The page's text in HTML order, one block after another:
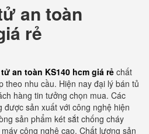
an toàn
rẻ
an toàn KS140 hcm giá rẻ chất
theo nhu cầu. Hiện nay đại lý bán tủ
hàng tin tưởng chọn mua. Các
được sản xuất với công nghệ hiện
sản phẩm két sắt chống cháy
công nghệ cao. Chất lượng sản